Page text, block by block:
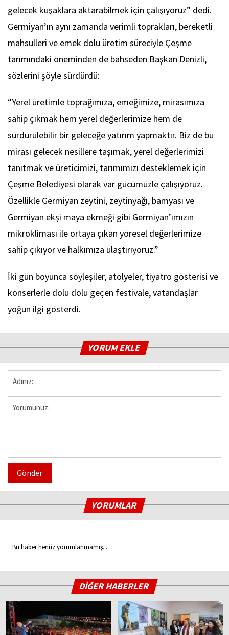
gelecek kuşaklara aktarabilmek için çalışıyoruz” dedi.
Germiyan’ın aynı zamanda verimli toprakları, bereketli
mahsulleri ve emek dolu üretim süreciyle Çeşme
tarımındaki öneminden de bahseden Başkan Denizli,
sözlerini şöyle sürdürdü:
“Yerel üretimle toprağımıza, emeğimize, mirasımıza
sahip çıkmak hem yerel değerlerimize hem de
sürdürülebilir bir geleceğe yatırım yapmaktır. Biz de bu
mirası gelecek nesillere taşımak, yerel değerlerimizi
tanıtmak ve üreticimizi, tarımımızı desteklemek için
Çeşme Belediyesi olarak var gücümüzle çalışıyoruz.
Özellikle Germiyan zeytini, zeytinyağı, bamyası ve
Germiyan ekşi maya ekmeği gibi Germiyan’ımızın
mikrokliması ile ortaya çıkan yöresel değerlerimize
sahip çıkıyor ve halkımıza ulaştırıyoruz.”
İki gün boyunca söyleşiler, atölyeler, tiyatro gösterisi ve
konserlerle dolu dolu geçen festivale, vatandaşlar
yoğun ilgi gösterdi.
YORUM EKLE
Gönder
YORUMLAR
Bu haber henüz yorumlanmamış...
DİĞER HABERLER